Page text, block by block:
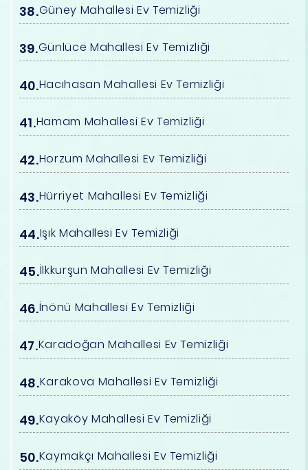
Güney Mahallesi Ev Temizliği
Günlüce Mahallesi Ev Temizliği
Hacıhasan Mahallesi Ev Temizliği
Hamam Mahallesi Ev Temizliği
Horzum Mahallesi Ev Temizliği
Hürriyet Mahallesi Ev Temizliği
Işık Mahallesi Ev Temizliği
İlkkurşun Mahallesi Ev Temizliği
İnönü Mahallesi Ev Temizliği
Karadoğan Mahallesi Ev Temizliği
Karakova Mahallesi Ev Temizliği
Kayaköy Mahallesi Ev Temizliği
Kaymakçı Mahallesi Ev Temizliği